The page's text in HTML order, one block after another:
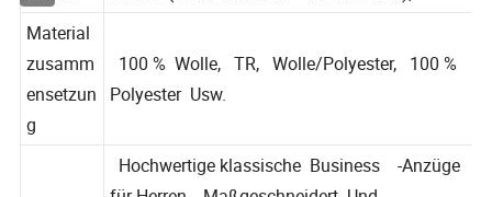
Marke
Desibo (KUNDENLOGO Willkommen);
Material
zusamm
ensetzun
g
100 % Wolle, TR, Wolle/Polyester, 100 %
Hochwertige klassische Business -Anzüge